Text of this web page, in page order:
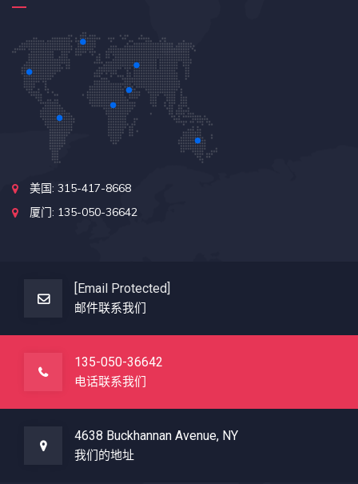
美国: 315-417-8668
厦门: 135-050-36642
[email Protected]
邮件联系我们
135-050-36642
电话联系我们
4638 Buckhannan Avenue, NY
我们的地址